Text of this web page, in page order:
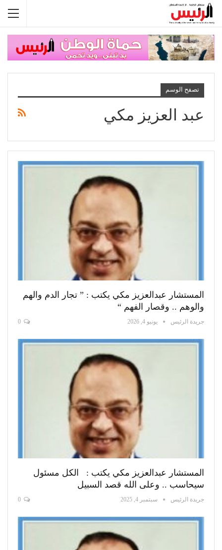
تصفح الوسم
عبد العزيز مكي
المستشار عبدالعزيز مكي يكتب : ” تجار الدم والهم
والوهم .. وقصار الفهم “
جريدة الرئيس يونيو 4, 2026
المستشار عبدالعزيز مكي يكتب : الكل مسئول
سيحاسب .. وعلى الله قصد السبيل
جريدة الرئيس سبتمبر 4, 2025